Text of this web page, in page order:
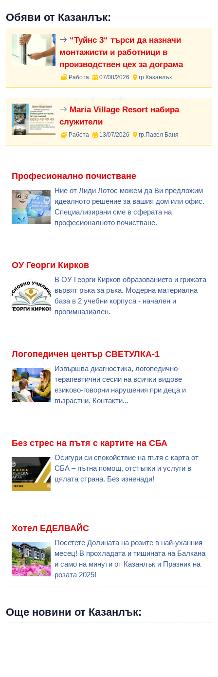
Обяви от Казанлък:
“Туйнс 3“ търси да назначи
монтажисти и работници в
производствен цех за дограма
Работа 07/08/2026 гр.Казанлък
Maria Village Resort набира
служители
Работа 13/07/2026 гр.Павел Баня
Професионално почистване
Ние от Лиди Лотос можем да Ви предложим
идеалното решение за вашия дом или офис.
Специализирани сме в сферата на
професионалното почистване.
ОУ Георги Кирков
В ОУ Георги Кирков образованието и грижата
вървят ръка за ръка. Модерна материална
база в 2 учебни корпуса - начален и
прогимназиален.
Логопедичен център СВЕТУЛКА-1
Извършва диагностика, логопедично-
терапевтични сесии на всички видове
езиково-говорни нарушения при деца и
възрастни. Контакти...
Без стрес на пътя с картите на СБА
Осигури си спокойствие на пътя с карта от
СБА – пътна помощ, отстъпки и услуги в
цялата страна. Без изненади!
Хотел ЕДЕЛВАЙС
Посетете Долината на розите в най-уханния
месец! В прохладата и тишината на Балкана
и само на минути от Казанлък и Празник на
розата 2025!
Още новини от Казанлък: